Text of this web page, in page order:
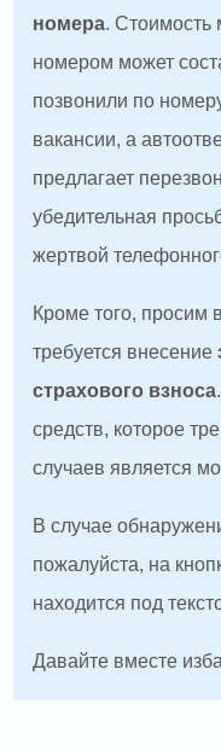
номера. Стоимость
номером может
позвонили по
вакансии, а
предлагает
убедительная
жертвой
Кроме того, просим
требуется внесение
страхового взноса
средств, которое
случаев является
В случае
пожалуйста, на
находится под
Давайте вместе